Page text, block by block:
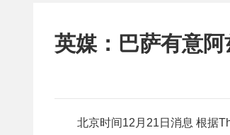
英媒：巴萨有意
北京时间12月21日消息 根据